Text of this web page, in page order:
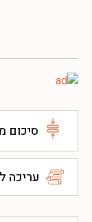
סיכום
עריכה